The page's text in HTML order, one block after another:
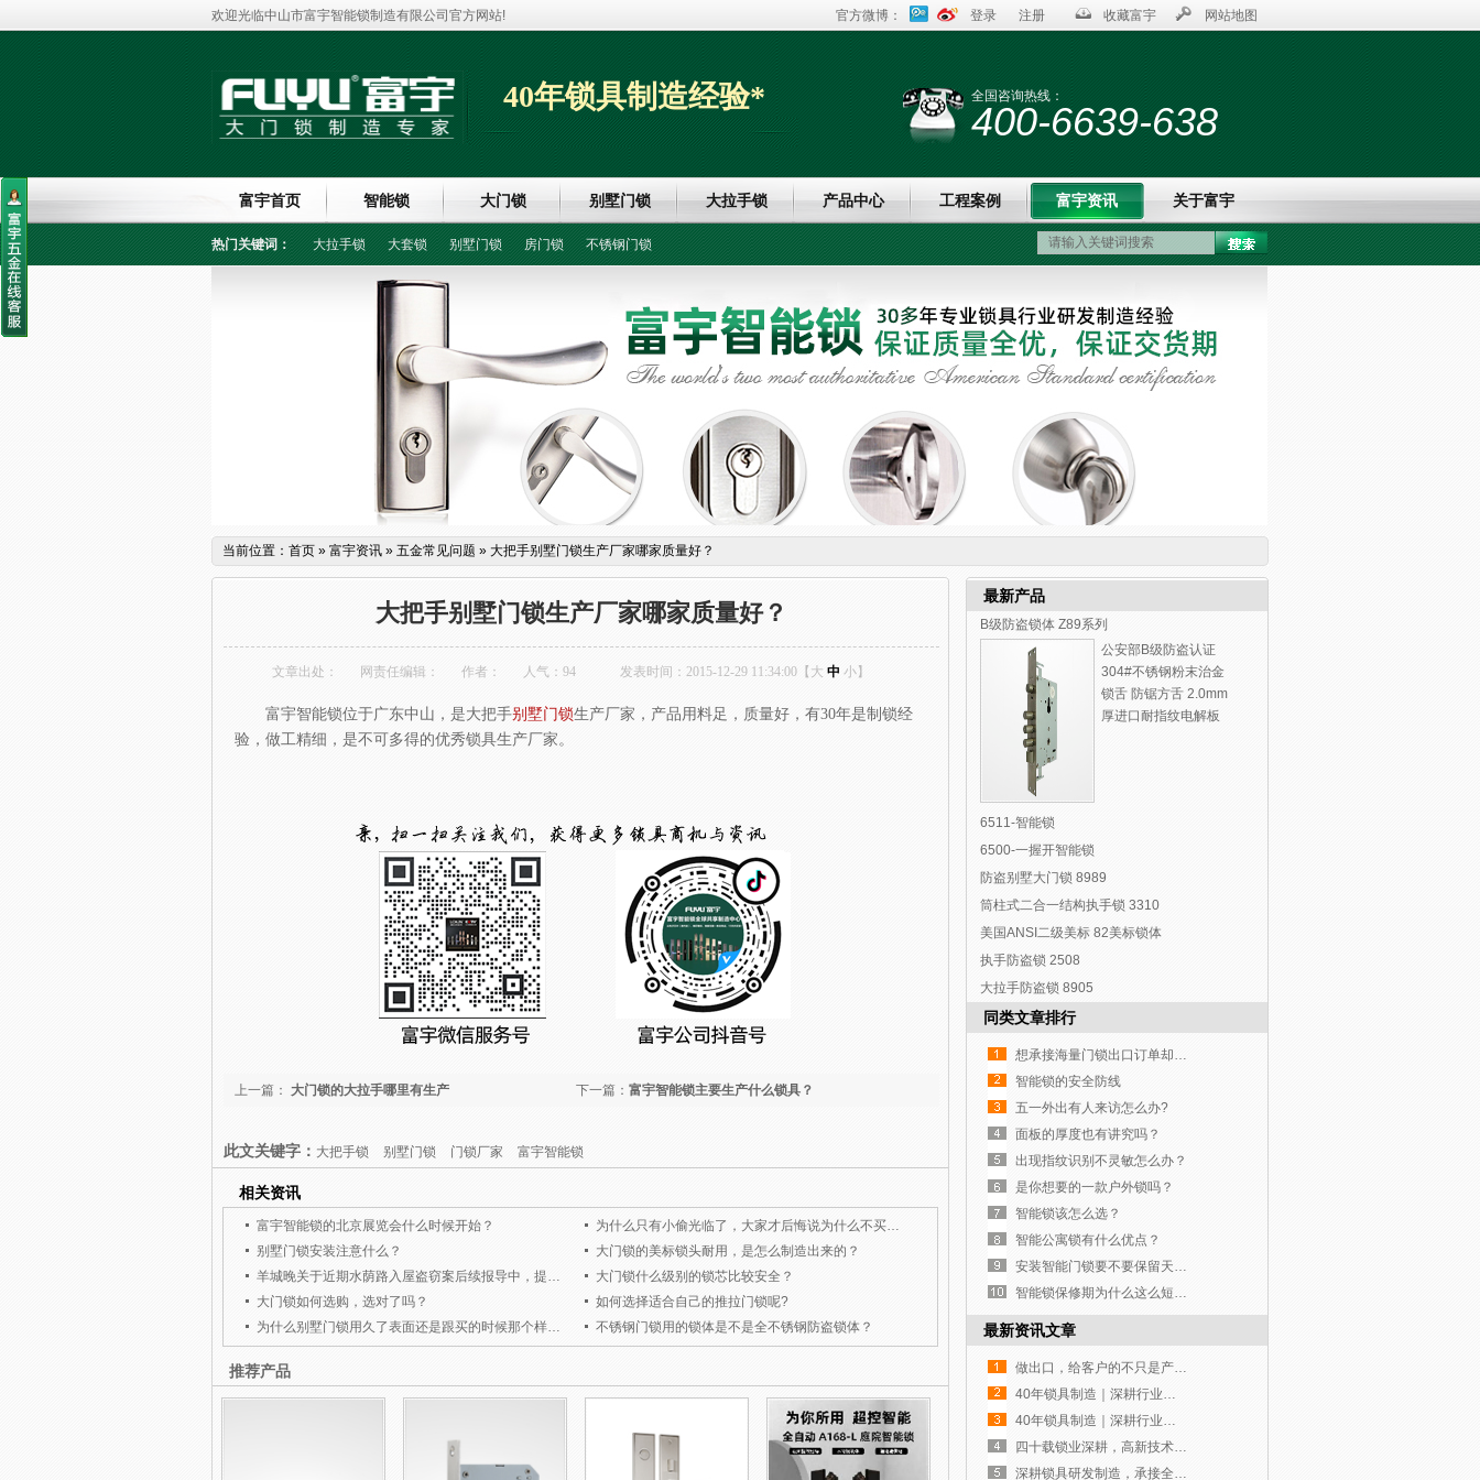
官方微博： 登录 注册 收藏富宇 网站地图
欢迎光临中山市富宇智能锁制造有限公司官方网站!
40年锁具制造经验* 全国咨询热线：
400-6639-638
富宇首页 智能锁 大门锁 别墅门锁 大拉手锁 产品中心 工程案例 富宇资讯 关于富宇
热门关键词： 大拉手锁 大套锁 别墅门锁 房门锁 不锈钢门锁
当前位置： 首页 » 富宇资讯 » 五金常见问题 » 大把手别墅门锁生产厂家哪家质量好？
大把手别墅门锁生产厂家哪家质量好？
文章出处： 网责任编辑： 作者： 人气： 94 发表时间：2015-12-29 11:34:00【 大 中 小】
富宇智能锁位于广东中山，是大把手别墅门锁生产厂家，产品用料足，质量好，有30年是制锁经
验，做工精细，是不可多得的优秀锁具生产厂家。
下一篇： 富宇智能锁主要生产什么锁具？
上一篇： 大门锁的大拉手哪里有生产
此文关键字： 大把手锁 别墅门锁 门锁厂家 富宇智能锁
相关资讯
富宇智能锁的北京展览会什么时候开始？
为什么只有小偷光临了，大家才后悔说为什么不买把质量好的大门锁呢？
别墅门锁安装注意什么？
大门锁的美标锁头耐用，是怎么制造出来的？
羊城晚关于近期水荫路入屋盗窃案后续报导中，提到社区民警建议门锁最好用防盗大门锁二层天地锁。为什么防盗性能较好？
大门锁什么级别的锁芯比较安全？
大门锁如何选购，选对了吗？
如何选择适合自己的推拉门锁呢?
为什么别墅门锁用久了表面还是跟买的时候那个样子？
不锈钢门锁用的锁体是不是全不锈钢防盗锁体？
推荐产品
最新产品
B级防盗锁体 Z89系列
公安部B级防盗认证
304#不锈钢粉末治金
锁舌 防锯方舌 2.0mm
厚进口耐指纹电解板
6511-智能锁
6500-一握开智能锁
防盗别墅大门锁 8989
筒柱式二合一结构执手锁 3310
美国ANSI二级美标 82美标锁体
执手防盗锁 2508
大拉手防盗锁 8905
同类文章排行
想承接海量门锁出口订单却没合适工厂？这家如何？
智能锁的安全防线
五一外出有人来访怎么办?
面板的厚度也有讲究吗？
出现指纹识别不灵敏怎么办？
是你想要的一款户外锁吗？
智能锁该怎么选？
智能公寓锁有什么优点？
安装智能门锁要不要保留天地钩？
智能锁保修期为什么这么短，只有一年时间？
最新资讯文章
做出口，给客户的不只是产品，更是一份稳稳的安全感
40年锁具制造｜深耕行业，我们究竟不一样在哪？
40年锁具制造｜深耕行业，我们究竟不一样在哪？
四十载锁业深耕，高新技术企业赋能智造
深耕锁具研发制造，承接全球批量定制订单